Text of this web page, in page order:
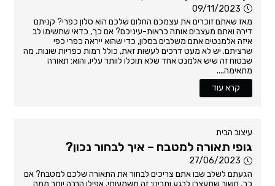
09/11/2023
מאז שאתם זוכרים את עצמכם החלום שלכם הוא סלון כפרי? קניתם
דירה ואתם מעצבים אותה כראות-עיניכם? אם כך, כדאי שתשימו לב
איזה אלמנטים אתם משלבים בסלון, כדי שהוא ייראה כפרי כפי
שרציתם. יש לא מעט דרכים לעשות זאת, כולל רמות כפריות שונות. מה
שבטוח זה שיש אלמנט אחד שלא תוכלו לוותר עליו, והוא: תאורה
מתאימה....
קרא עוד
עיצוב הבית
גופי תאורה למטבח – איך לבחור נכון?
27/06/2023
הגעתם לשלב שבו אתם צריכים לבחור את התאורה שלכם למטבח? אם
כך, חשוב שתעצרו לרגע ותבינו: זה משמעותי, אפילו הרבה יותר ממה